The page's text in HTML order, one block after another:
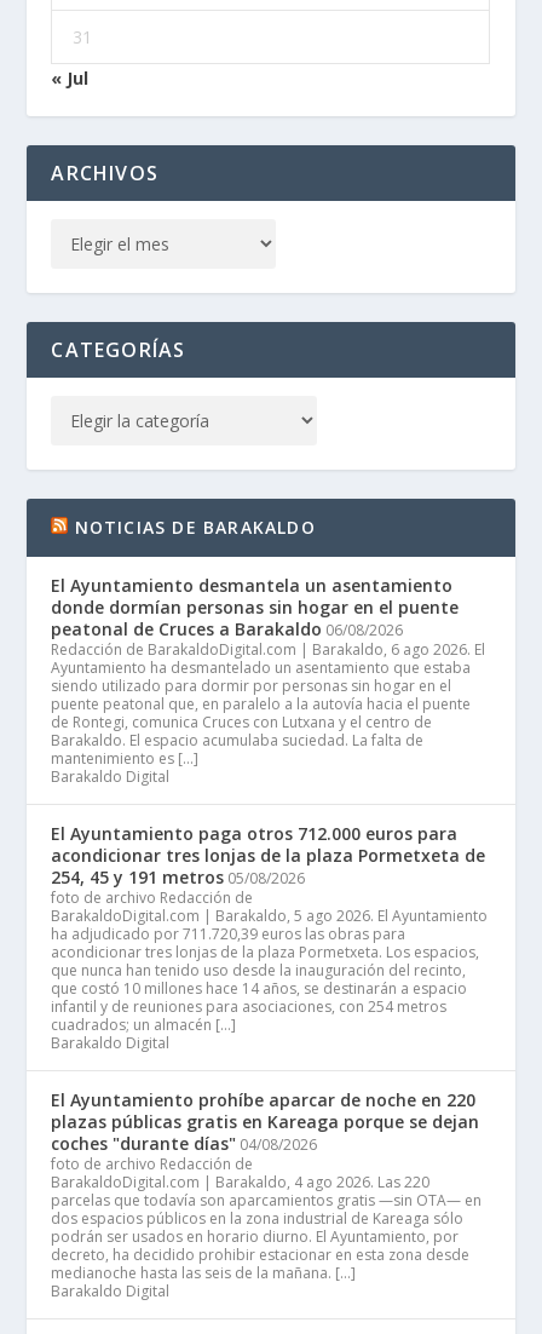
31
« Jul
ARCHIVOS
CATEGORÍAS
NOTICIAS DE BARAKALDO
El Ayuntamiento desmantela un asentamiento
donde dormían personas sin hogar en el puente
peatonal de Cruces a Barakaldo 06/08/2026
Redacción de BarakaldoDigital.com | Barakaldo, 6 ago 2026. El
Ayuntamiento ha desmantelado un asentamiento que estaba
siendo utilizado para dormir por personas sin hogar en el
puente peatonal que, en paralelo a la autovía hacia el puente
de Rontegi, comunica Cruces con Lutxana y el centro de
Barakaldo. El espacio acumulaba suciedad. La falta de
mantenimiento es […]
Barakaldo Digital
El Ayuntamiento paga otros 712.000 euros para
acondicionar tres lonjas de la plaza Pormetxeta de
254, 45 y 191 metros 05/08/2026
foto de archivo Redacción de
BarakaldoDigital.com | Barakaldo, 5 ago 2026. El Ayuntamiento
ha adjudicado por 711.720,39 euros las obras para
acondicionar tres lonjas de la plaza Pormetxeta. Los espacios,
que nunca han tenido uso desde la inauguración del recinto,
que costó 10 millones hace 14 años, se destinarán a espacio
infantil y de reuniones para asociaciones, con 254 metros
cuadrados; un almacén […]
Barakaldo Digital
El Ayuntamiento prohíbe aparcar de noche en 220
plazas públicas gratis en Kareaga porque se dejan
coches "durante días" 04/08/2026
foto de archivo Redacción de
BarakaldoDigital.com | Barakaldo, 4 ago 2026. Las 220
parcelas que todavía son aparcamientos gratis —sin OTA— en
dos espacios públicos en la zona industrial de Kareaga sólo
podrán ser usados en horario diurno. El Ayuntamiento, por
decreto, ha decidido prohibir estacionar en esta zona desde
medianoche hasta las seis de la mañana. […]
Barakaldo Digital